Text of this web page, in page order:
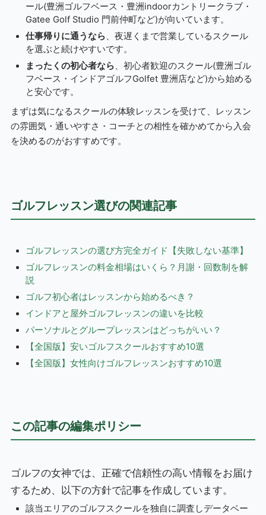
ール(豊洲ゴルフベース・豊洲indoorカントリークラブ・
Gatee Golf Studio 門前仲町など)が向いています。
仕事帰りに通うなら、夜遅くまで営業しているスクール
を選ぶと続けやすいです。
まったくの初心者なら、初心者歓迎のスクール(豊洲ゴル
フベース・インドアゴルフGolfet 豊洲店など)から始める
と安心です。
まずは気になるスクールの体験レッスンを受けて、レッスン
の雰囲気・通いやすさ・コーチとの相性を確かめてから入会
を決めるのがおすすめです。
ゴルフレッスン選びの関連記事
ゴルフレッスンの選び方完全ガイド【失敗しない基準】
ゴルフレッスンの料金相場はいくら？月謝・回数制を解
説
ゴルフ初心者はレッスンから始めるべき？
インドアと屋外ゴルフレッスンの違いを比較
パーソナルとグループレッスンはどっちがいい？
【全国版】安いゴルフスクールおすすめ10選
【全国版】女性向けゴルフレッスンおすすめ10選
この記事の編集ポリシー
ゴルフの女神では、正確で信頼性の高い情報をお届け
するため、以下の方針で記事を作成しています。
該当エリアのゴルフスクールを独自に調査しデータベー